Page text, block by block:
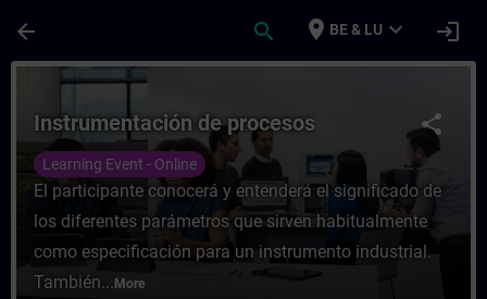
arrow_back search place BE & LU expand_more login
Course - Instrumentación de procesos -
share
Instrumentación de procesos
Learning Event - Online
El participante conocerá y entenderá el significado de
los diferentes parámetros que sirven habitualmente
como especificación para un instrumento industrial.
También... More